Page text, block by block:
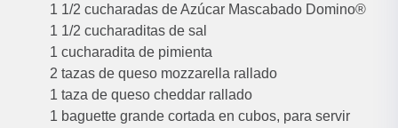
1 1/2 cucharadas de Azúcar Mascabado Domino®
1 1/2 cucharaditas de sal
1 cucharadita de pimienta
2 tazas de queso mozzarella rallado
1 taza de queso cheddar rallado
1 baguette grande cortada en cubos, para servir